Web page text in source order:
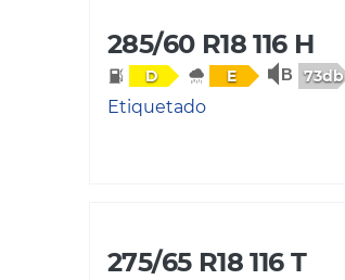
285/60 R18 116 H
D E 73db
Etiquetado
275/65 R18 116 T